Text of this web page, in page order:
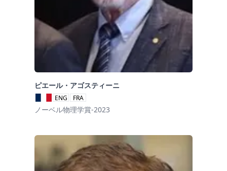
ピエール・アゴスティーニ
ENG FRA
ノーベル物理学賞-2023